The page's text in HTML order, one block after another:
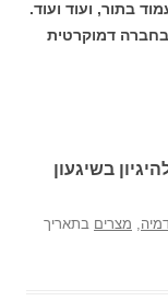
בתור, ועוד ועוד.
דמוקרטית
בשיגעון
מצרים בתאריך